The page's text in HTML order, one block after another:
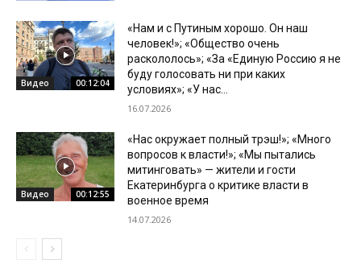
Видео 00:12:04
«Нам и с Путиным хорошо. Он наш
человек!»; «Общество очень
раскололось»; «За «Единую Россию я не
буду голосовать ни при каких
условиях»; «У нас...
16.07.2026
Видео 00:12:55
«Нас окружает полный трэш!»; «Много
вопросов к власти!»; «Мы пытались
митинговать» — жители и гости
Екатеринбурга о критике власти в
военное время
14.07.2026